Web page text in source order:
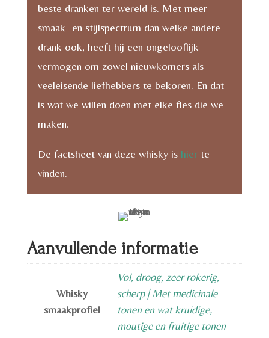
beste dranken ter wereld is. Met meer
smaak- en stijlspectrum dan welke andere
drank ook, heeft hij een ongelooflijk
vermogen om zowel nieuwkomers als
veeleisende liefhebbers te bekoren. En dat
is wat we willen doen met elke fles die we
maken.
De factsheet van deze whisky is hierte
vinden.
Aanvullende informatie
Whisky
smaakprofiel
Vol, droog, zeer rokerig,
scherp | Met medicinale
tonen en wat kruidige,
moutige en fruitige tonen